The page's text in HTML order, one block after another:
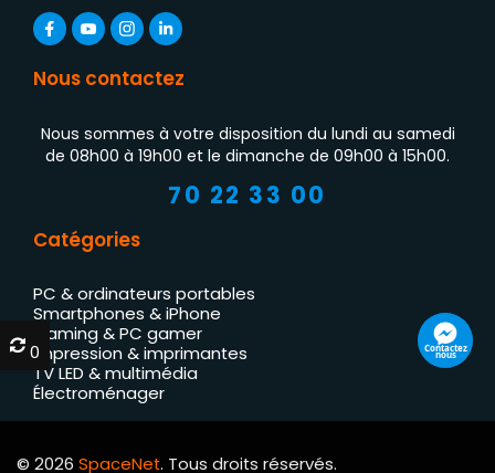
Nous contactez
Nous sommes à votre disposition du lundi au samedi
de 08h00 à 19h00 et le dimanche de 09h00 à 15h00.
70 22 33 00
Catégories
PC & ordinateurs portables
Smartphones & iPhone
Gaming & PC gamer
Impression & imprimantes
TV LED & multimédia
Électroménager
© 2026 SpaceNet. Tous droits réservés.
Contactez
nous
0
0